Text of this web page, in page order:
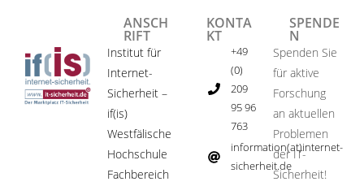
ANSCH
RIFT
Institut für
Internet-
Sicherheit –
if(is)
Westfälische
Hochschule
Fachbereich
KONTA
KT
+49
(0)
209
95 96
763
information(at)internet-
sicherheit.de ​
SPENDE
N
Spenden Sie
für aktive
Forschung
an aktuellen
Problemen
der IT-
Sicherheit!​